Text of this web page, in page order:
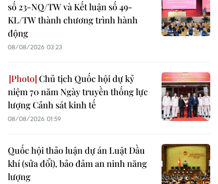
số 23-NQ/TW và Kết luận số 49-
KL/TW thành chương trình hành
động
08/08/2026 03:23
Chủ tịch Quốc hội dự kỷ
niệm 70 năm Ngày truyền thống lực
lượng Cảnh sát kinh tế
08/08/2026 01:59
Quốc hội thảo luận dự án Luật Dầu
khí (sửa đổi), bảo đảm an ninh năng
lượng